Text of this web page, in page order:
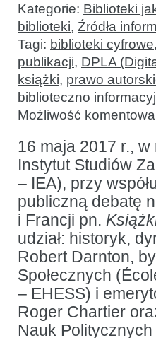
Kategorie: Biblioteki
biblioteki, Źródła
Tagi: biblioteki cyfrowe,
publikacji, DPLA
książki, prawo
biblioteczno
Możliwość
16 maja 2017 r.,
Instytut Studiów
– IEA), przy
publiczną debatę
i Francji pn.
udział: historyk,
Robert Darnton,
Społecznych
– EHESS) i
Roger Chartier
Nauk